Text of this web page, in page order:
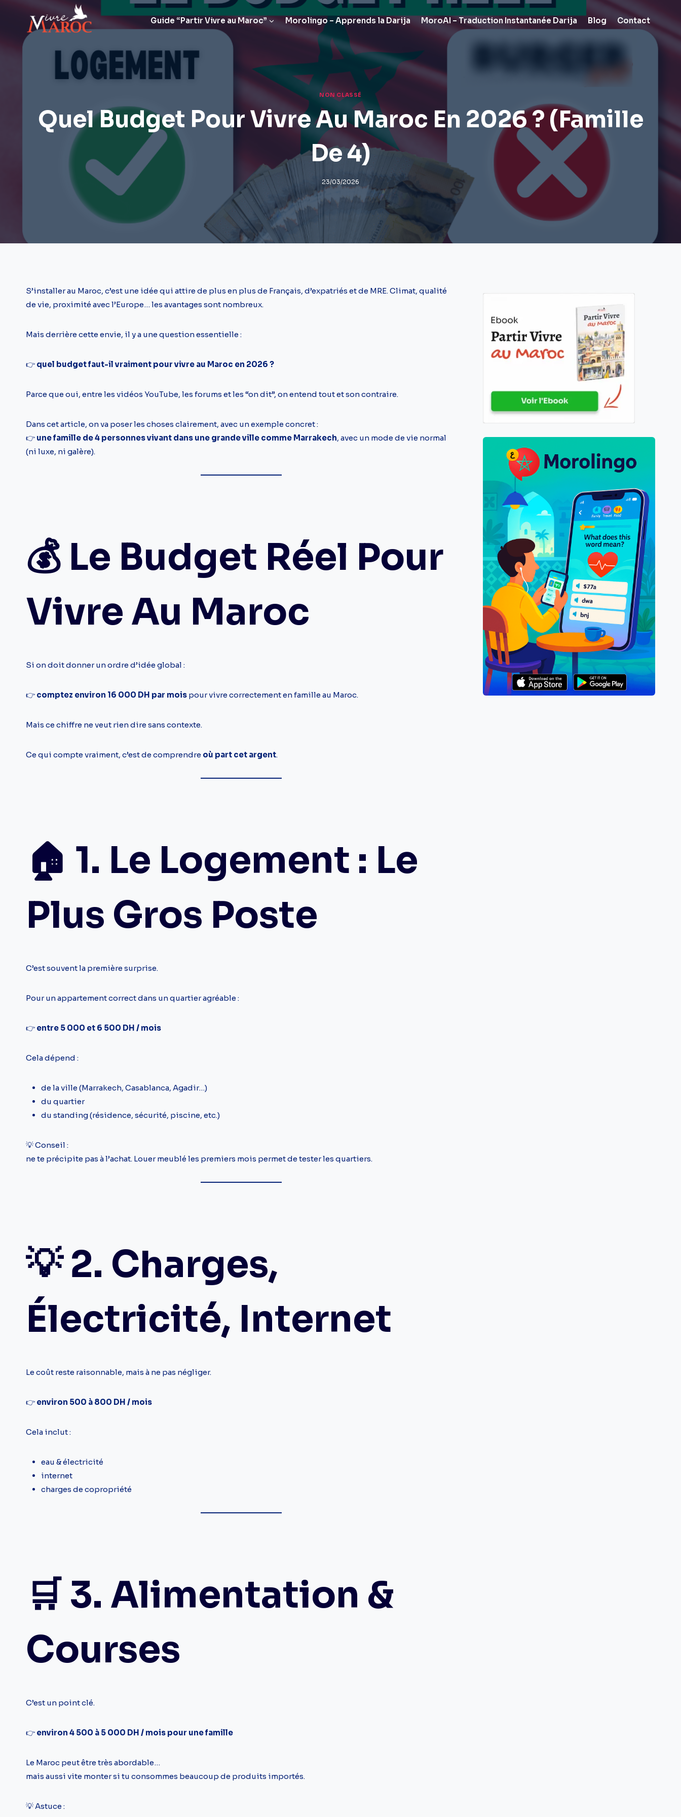
contenu
Guide “Partir Vivre au Maroc” Morolingo – Apprends la Darija MoroAI – Traduction Instantanée Darija Blog Contact
NON CLASSÉ
Quel Budget Pour Vivre Au Maroc En 2026 ? (famille
De 4)
23/03/2026
S’installer au Maroc, c’est une idée qui attire de plus en plus de Français, d’expatriés et de MRE. Climat, qualité
de vie, proximité avec l’Europe… les avantages sont nombreux.
Mais derrière cette envie, il y a une question essentielle :
👉 quel budget faut-il vraiment pour vivre au Maroc en 2026 ?
Parce que oui, entre les vidéos YouTube, les forums et les “on dit”, on entend tout et son contraire.
Dans cet article, on va poser les choses clairement, avec un exemple concret :
👉 une famille de 4 personnes vivant dans une grande ville comme Marrakech, avec un mode de vie normal
(ni luxe, ni galère).
💰 Le Budget Réel Pour
Vivre Au Maroc
Si on doit donner un ordre d’idée global :
👉 comptez environ 16 000 DH par mois pour vivre correctement en famille au Maroc.
Mais ce chiffre ne veut rien dire sans contexte.
Ce qui compte vraiment, c’est de comprendre où part cet argent.
🏠 1. Le Logement : Le
Plus Gros Poste
C’est souvent la première surprise.
Pour un appartement correct dans un quartier agréable :
👉 entre 5 000 et 6 500 DH / mois
Cela dépend :
de la ville (Marrakech, Casablanca, Agadir…)
du quartier
du standing (résidence, sécurité, piscine, etc.)
💡 Conseil :
ne te précipite pas à l’achat. Louer meublé les premiers mois permet de tester les quartiers.
💡 2. Charges,
Électricité, Internet
Le coût reste raisonnable, mais à ne pas négliger.
👉 environ 500 à 800 DH / mois
Cela inclut :
eau & électricité
internet
charges de copropriété
🛒 3. Alimentation &
Courses
C’est un point clé.
👉 environ 4 500 à 5 000 DH / mois pour une famille
Le Maroc peut être très abordable…
mais aussi vite monter si tu consommes beaucoup de produits importés.
💡 Astuce :